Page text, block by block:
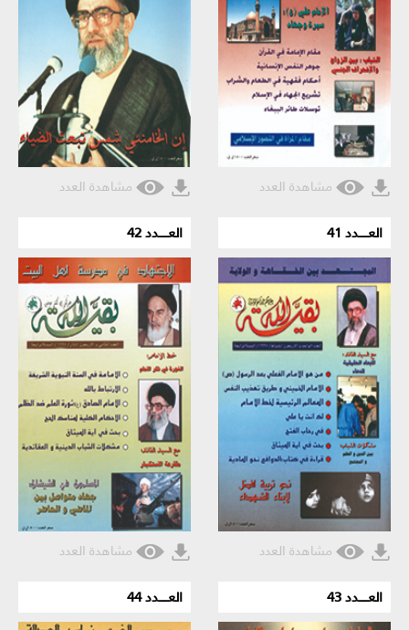
مشاهدة العدد مشاهدة العدد
العـــــدد 41
مشاهدة العدد
العـــــدد 42
مشاهدة العدد
العـــــدد 43 العـــــدد 44